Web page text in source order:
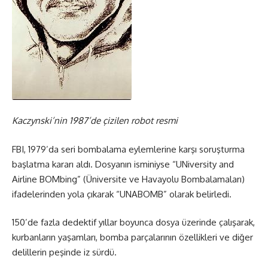
Kaczynski’nin 1987’de çizilen robot resmi
FBI, 1979’da seri bombalama eylemlerine karşı soruşturma
başlatma kararı aldı. Dosyanın isminiyse “UNiversity and
Airline BOMbing” (Üniversite ve Havayolu Bombalamaları)
ifadelerinden yola çıkarak “UNABOMB” olarak belirledi.
150’de fazla dedektif yıllar boyunca dosya üzerinde çalışarak,
kurbanların yaşamları, bomba parçalarının özellikleri ve diğer
delillerin peşinde iz sürdü.